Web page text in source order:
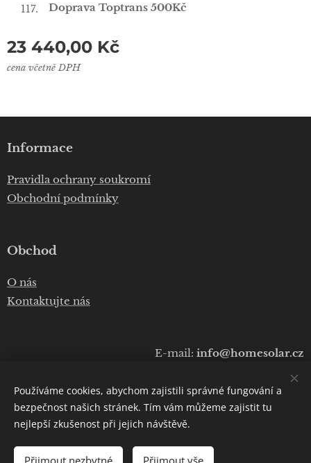
Doprava Toptrans 500Kč
23 440,00 Kč
cena včetně DPH
Informace
Pravidla ochrany soukromí
Obchodní podmínky
Obchod
O nás
Kontaktujte nás
E-mail: info@homesolar.cz
+420 777 075 010
Copyright © 2020 Luboš Prokop
Cookies
Používáme cookies, abychom zajistili správné fungování a
bezpečnost našich stránek. Tím vám můžeme zajistit tu
nejlepší zkušenost při jejich návštěvě.
Přijmout nezbytné Přijmout vše